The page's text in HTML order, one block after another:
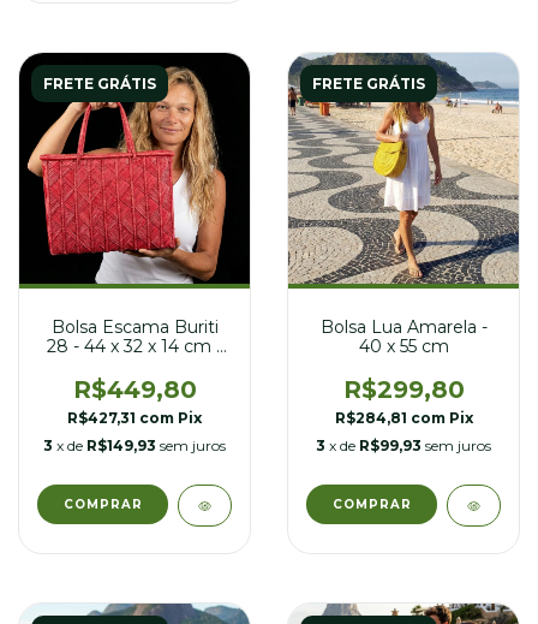
FRETE GRÁTIS
Bolsa Escama Buriti
28 - 44 x 32 x 14 cm -
R$449,80
R$427,31 com Pix
3 x de R$149,93 sem juros
FRETE GRÁTIS
Bolsa Lua Amarela -
40 x 55 cm
R$299,80
R$284,81 com Pix
3 x de R$99,93 sem juros